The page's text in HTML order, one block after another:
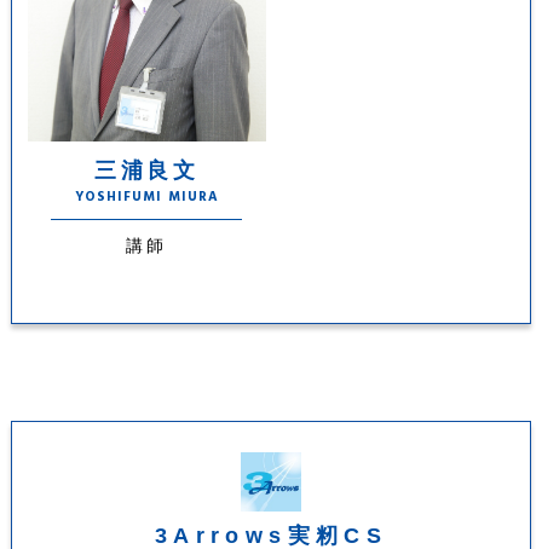
三浦良文
YOSHIFUMI MIURA
講師
3Arrows実籾CS